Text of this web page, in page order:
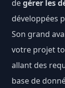
degérer les
développées
Son grand
votre projet
allant des
base de